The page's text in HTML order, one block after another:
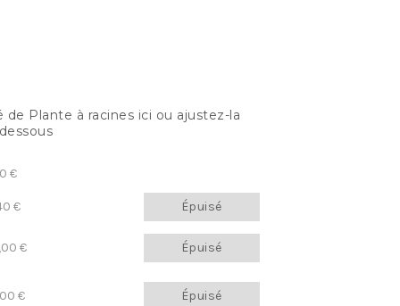
Plante à racines ici ou ajustez-la
€
€ Épuisé
€ Épuisé
€ Épuisé